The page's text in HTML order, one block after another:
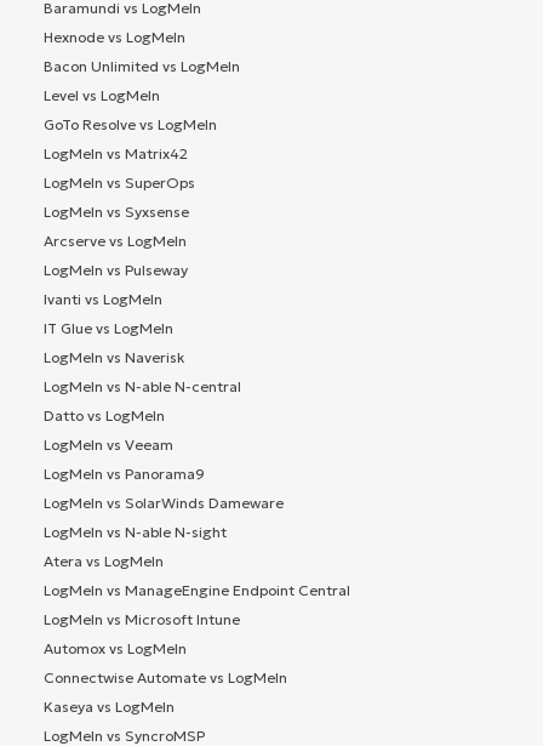
Baramundi vs LogMeIn
Hexnode vs LogMeIn
Bacon Unlimited vs LogMeIn
Level vs LogMeIn
GoTo Resolve vs LogMeIn
LogMeIn vs Matrix42
LogMeIn vs SuperOps
LogMeIn vs Syxsense
Arcserve vs LogMeIn
LogMeIn vs Pulseway
Ivanti vs LogMeIn
IT Glue vs LogMeIn
LogMeIn vs Naverisk
LogMeIn vs N-able N-central
Datto vs LogMeIn
LogMeIn vs Veeam
LogMeIn vs Panorama9
LogMeIn vs SolarWinds Dameware
LogMeIn vs N-able N-sight
Atera vs LogMeIn
LogMeIn vs ManageEngine Endpoint Central
LogMeIn vs Microsoft Intune
Automox vs LogMeIn
Connectwise Automate vs LogMeIn
Kaseya vs LogMeIn
LogMeIn vs SyncroMSP